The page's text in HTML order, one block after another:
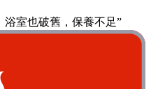
浴室也破舊，保養不足”